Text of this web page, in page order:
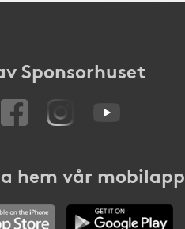
Sponsorhuset
hem vår mobilapp